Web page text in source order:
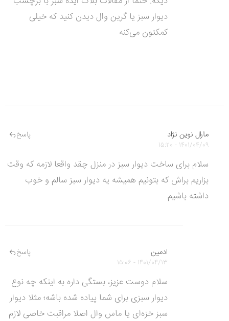
دیوار سبز یا گرین وال دیدن کنید که خیلی
کمکتون می‌کنه
پاسخ مارال نوین نژاد
1401/04/09 - 15:20
سلام برای ساخت دیوار سبز در منزل چقد واقعا لازمه که وقت
بزاریم براش که بتونیم همیشه یه دیوار سبز سالم و خوب
داشته باشیم
پاسخ ادمین
1401/04/13 - 15:06
سلام دوست عزیز، بستگی داره به اینکه چه نوع
دیوار سبزی برای شما پیاده شده باشه؛ مثلا دیوار
سبز خزه‌ای یا ماس وال اصلا مراقبت خاصی لازم